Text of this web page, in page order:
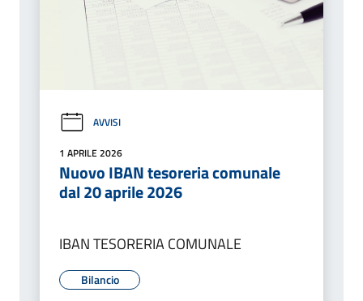
AVVISI
1 APRILE 2026
Nuovo IBAN tesoreria comunale
dal 20 aprile 2026
IBAN TESORERIA COMUNALE
Bilancio